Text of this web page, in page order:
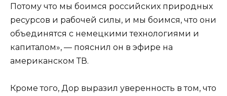
Потому что мы боимся российских природных
ресурсов и рабочей силы, и мы боимся, что они
объединятся с немецкими технологиями и
капиталом», — пояснил он в эфире на
американском ТВ.
Кроме того, Дор выразил уверенность в том, что